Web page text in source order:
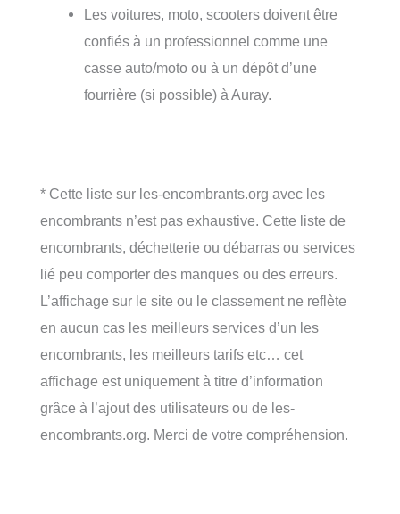
Les voitures, moto, scooters doivent être
confiés à un professionnel comme une
casse auto/moto ou à un dépôt d’une
fourrière (si possible) à Auray.
* Cette liste sur les-encombrants.org avec les
encombrants n’est pas exhaustive. Cette liste de
encombrants, déchetterie ou débarras ou services
lié peu comporter des manques ou des erreurs.
L’affichage sur le site ou le classement ne reflète
en aucun cas les meilleurs services d’un les
encombrants, les meilleurs tarifs etc… cet
affichage est uniquement à titre d’information
grâce à l’ajout des utilisateurs ou de les-
encombrants.org. Merci de votre compréhension.